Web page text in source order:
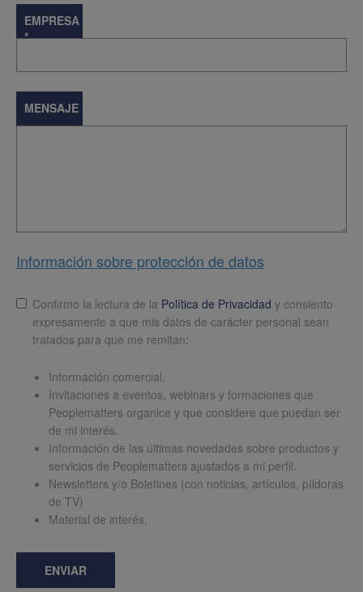
EMPRESA
*
MENSAJE
Información sobre protección de datos
LopdConfirmo la lectura de la Política de Privacidad y consiento
expresamente a que mis datos de carácter personal sean
tratados para que me remitan:
Información comercial.
Invitaciones a eventos, webinars y formaciones que
Peoplematters organice y que considere que puedan ser
de mi interés.
Información de las últimas novedades sobre productos y
servicios de Peoplematters ajustados a mi perfil.
Newsletters y/o Boletines (con noticias, artículos, píldoras
de TV)
Material de interés.
ENVIAR